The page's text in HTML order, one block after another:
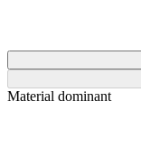
Material dominant